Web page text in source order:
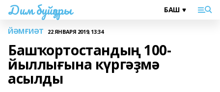
Дим буйҙары
ЙӘМҒИӘТ 22 ЯНВАРЯ 2019, 13:34
Башҡортостандың 100-
йыллығына күргәҙмә
асылды